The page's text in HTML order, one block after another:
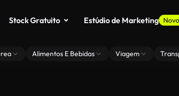
Stock Gratuito Estúdio de Marketing Novo
Alimentos E Bebidas Viagem